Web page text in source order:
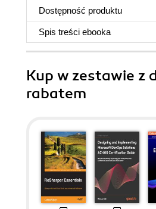
Dostępność produktu
Spis treści ebooka
Kup w zestawie z
rabatem